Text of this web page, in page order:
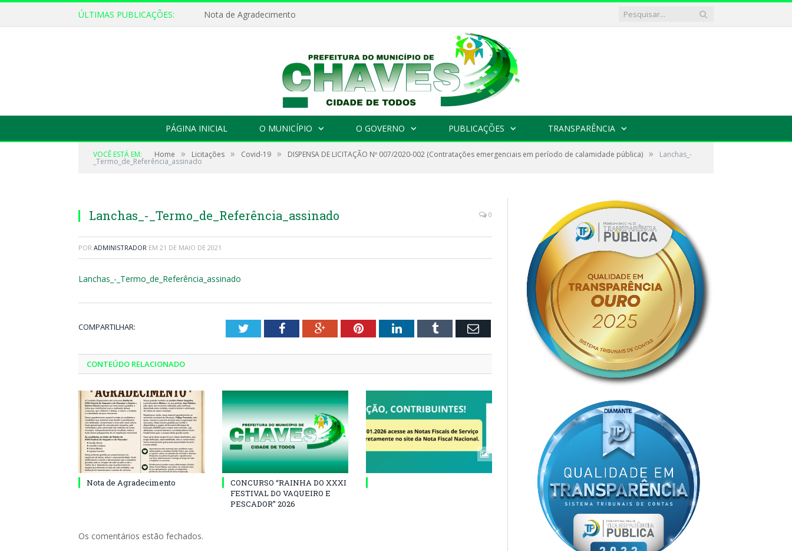
ÚLTIMAS PUBLICAÇÕES: Nota de Agradecimento
PÁGINA INICIAL O MUNICÍPIO O GOVERNO PUBLICAÇÕES TRANSPARÊNCIA
VOCÊ ESTÁ EM: Home » Licitações » Covid-19 » DISPENSA DE LICITAÇÃO Nº 007/2020-002 (Contratações emergenciais em período de calamidade pública) » Lanchas_-
_Termo_de_Referência_assinado
Lanchas_-_Termo_de_Referência_assinado 0
POR ADMINISTRADOR EM 21 DE MAIO DE 2021
Lanchas_-_Termo_de_Referência_assinado
COMPARTILHAR: TwitterFacebookGoogle+PinterestLinkedInTumblr Email
CONTEÚDO RELACIONADO
Nota de Agradecimento
CONCURSO “RAINHA DO XXXI
FESTIVAL DO VAQUEIRO E
PESCADOR” 2026
Os comentários estão fechados.